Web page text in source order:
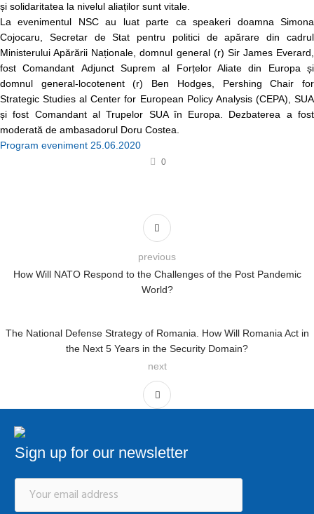
și solidaritatea la nivelul aliaților sunt vitale.
La evenimentul NSC au luat parte ca speakeri doamna Simona
Cojocaru, Secretar de Stat pentru politici de apărare din cadrul
Ministerului Apărării Naționale, domnul general (r) Sir James Everard,
fost Comandant Adjunct Suprem al Forțelor Aliate din Europa și
domnul general-locotenent (r) Ben Hodges, Pershing Chair for
Strategic Studies al Center for European Policy Analysis (CEPA), SUA
și fost Comandant al Trupelor SUA în Europa. Dezbaterea a fost
moderată de ambasadorul Doru Costea.
Program eveniment 25.06.2020
0
How Will NATO Respond to the Challenges of the Post Pandemic
World?
previous
The National Defense Strategy of Romania. How Will Romania Act in
the Next 5 Years in the Security Domain?
next
Sign up for our newsletter